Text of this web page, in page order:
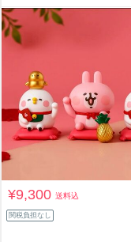
¥9,300送料込
関税負担なし